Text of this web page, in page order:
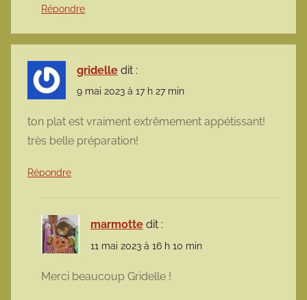
Répondre
gridelle dit :
9 mai 2023 à 17 h 27 min
ton plat est vraiment extrêmement appétissant!
très belle préparation!
Répondre
marmotte dit :
11 mai 2023 à 16 h 10 min
Merci beaucoup Gridelle !